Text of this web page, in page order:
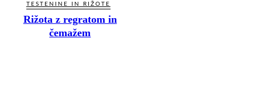
TESTENINE IN RIŽOTE
Rižota z regratom in
čemažem